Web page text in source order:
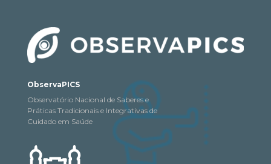
ObservaPICS
Observatório Nacional de Saberes e
Práticas Tradicionais e Integrativas de
Cuidado em Saúde